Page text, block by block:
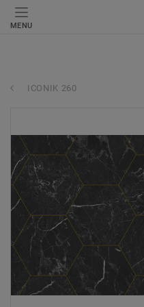
MENU
ICONIK 260